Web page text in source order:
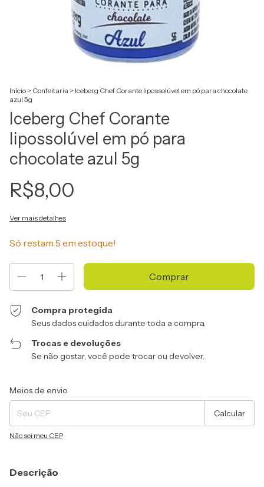
Início > Confeitaria > Iceberg Chef Corante lipossolúvel em pó para chocolate
azul 5g
Iceberg Chef Corante
lipossolúvel em pó para
chocolate azul 5g
R$8,00
Ver mais detalhes
Só restam 5 em estoque!
Compra protegida
Seus dados cuidados durante toda a compra.
Trocas e devoluções
Se não gostar, você pode trocar ou devolver.
Entregas para o CEP:
Meios de envio
Calcular
Não sei meu CEP
Descrição